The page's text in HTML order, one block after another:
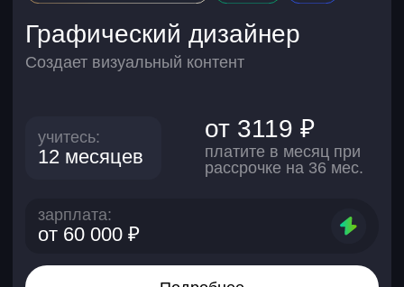
Веб-дизайнер
Создает продукты в диджитал-сфере
рассрочке на 36 мес.
зарплата: